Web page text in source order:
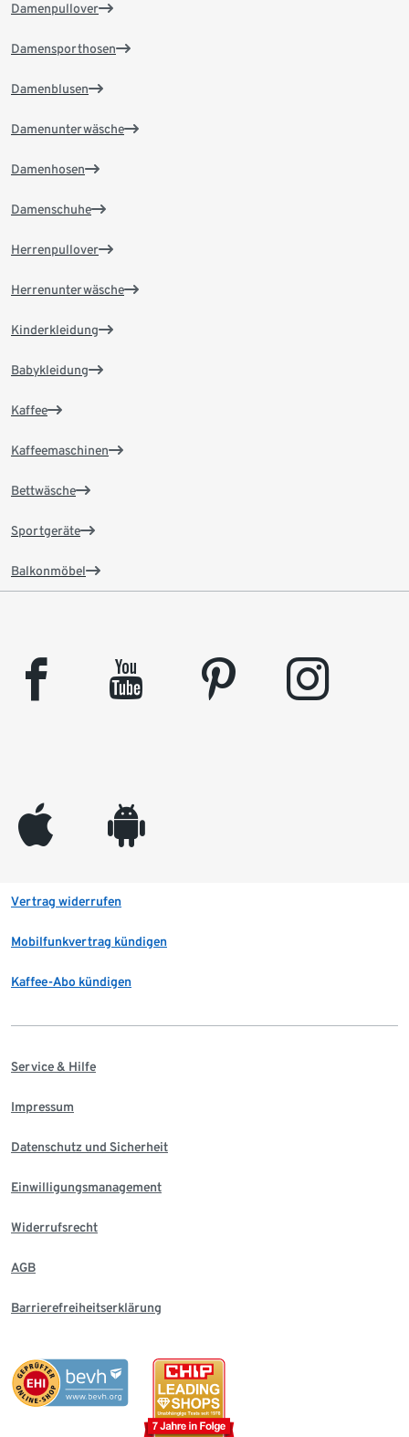
Damenpullover
Damensporthosen
Damenblusen
Damenunterwäsche
Damenhosen
Damenschuhe
Herrenpullover
Herrenunterwäsche
Kinderkleidung
Babykleidung
Kaffee
Kaffeemaschinen
Bettwäsche
Sportgeräte
Balkonmöbel
facebook youtube pinterest instagram
appleinc android
Vertrag widerrufen
Mobilfunkvertrag kündigen
Kaffee-Abo kündigen
Service & Hilfe
Impressum
Datenschutz und Sicherheit
Einwilligungsmanagement
Widerrufsrecht
AGB
Barrierefreiheitserklärung